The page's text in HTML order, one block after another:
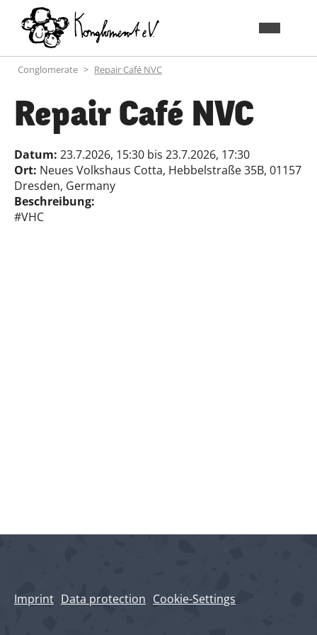
Conglomerate Repair Café NVC
Repair Café NVC
Datum: 23.7.2026, 15:30 bis 23.7.2026, 17:30
Ort: Neues Volkshaus Cotta, Hebbelstraße 35B, 01157
Dresden, Germany
Beschreibung:
#VHC
Imprint Data protection Cookie-Settings